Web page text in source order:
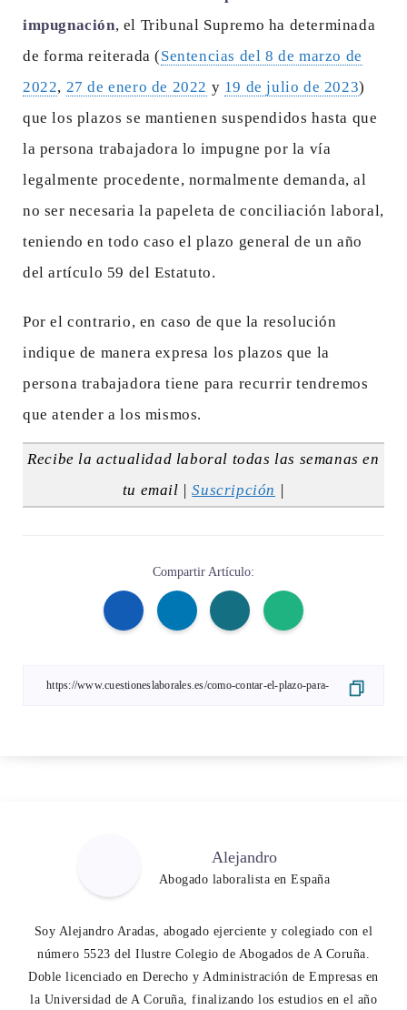
impugnación, el Tribunal Supremo ha determinada
de forma reiterada (Sentencias del 8 de marzo de
2022, 27 de enero de 2022 y 19 de julio de 2023)
que los plazos se mantienen suspendidos hasta que
la persona trabajadora lo impugne por la vía
legalmente procedente, normalmente demanda, al
no ser necesaria la papeleta de conciliación laboral,
teniendo en todo caso el plazo general de un año
del artículo 59 del Estatuto.
Por el contrario, en caso de que la resolución
indique de manera expresa los plazos que la
persona trabajadora tiene para recurrir tendremos
que atender a los mismos.
Recibe la actualidad laboral todas las semanas en
tu email |Suscripción |
Compartir Artículo:
Alejandro
Abogado laboralista en España
Soy Alejandro Aradas, abogado ejerciente y colegiado con el
número 5523 del Ilustre Colegio de Abogados de A Coruña.
Doble licenciado en Derecho y Administración de Empresas en
la Universidad de A Coruña, finalizando los estudios en el año